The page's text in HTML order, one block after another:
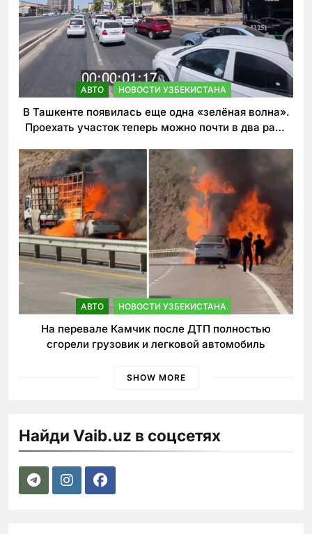
АВТО НОВОСТИ УЗБЕКИСТАНА
В Ташкенте появилась еще одна «зелёная волна».
Проехать участок теперь можно почти в два раза
АВТО НОВОСТИ УЗБЕКИСТАНА
На перевале Камчик после ДТП полностью
сгорели грузовик и легковой автомобиль
SHOW MORE
Найди Vaib.uz в соцсетях